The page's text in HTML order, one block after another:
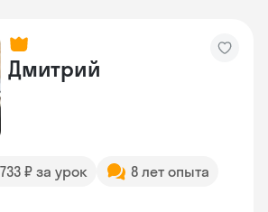
Дмитрий
₽ за урок
8 лет опыта